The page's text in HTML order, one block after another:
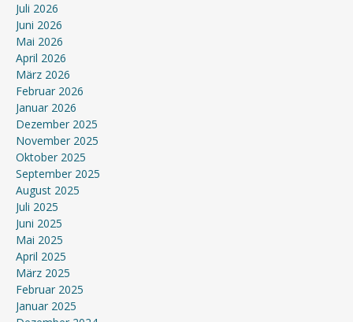
Juli 2026
Juni 2026
Mai 2026
April 2026
März 2026
Februar 2026
Januar 2026
Dezember 2025
November 2025
Oktober 2025
September 2025
August 2025
Juli 2025
Juni 2025
Mai 2025
April 2025
März 2025
Februar 2025
Januar 2025